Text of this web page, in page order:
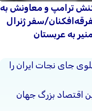
ترامپ و معاونش به
سفر ژنرال
به عربستان
جای نجات ایران را
اقتصاد بزرگ جهان